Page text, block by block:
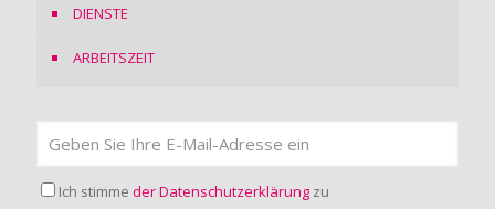
DIENSTE
ARBEITSZEIT
Ich stimme der Datenschutzerklärung zu